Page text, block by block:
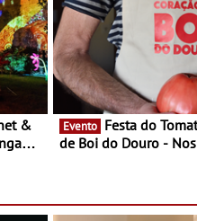
Evento
de Boi do Douro - Nos